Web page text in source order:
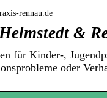
rennau.de
&
für Kinder-,
oder